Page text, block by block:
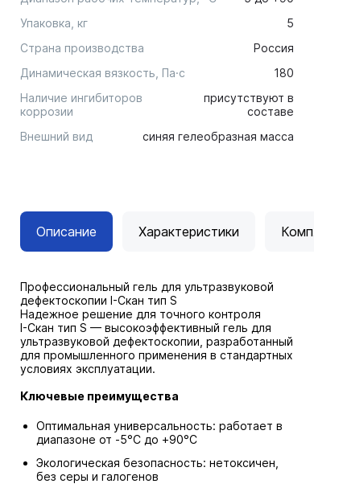
Упаковка, кг
5
Страна производства
Россия
Динамическая вязкость, Па·c
180
Наличие ингибиторов
коррозии
присутствуют в
составе
Внешний вид
синяя гелеобразная масса
Описание Характеристики
Профессиональный гель для ультразвуковой
дефектоскопии I-Скан тип S
Надежное решение для точного контроля
I-Скан тип S — высокоэффективный гель для
ультразвуковой дефектоскопии, разработанный
для промышленного применения в стандартных
условиях эксплуатации.
Ключевые преимущества
Оптимальная универсальность: работает в
диапазоне от -5°С до +90°С
Экологическая безопасность: нетоксичен,
без серы и галогенов